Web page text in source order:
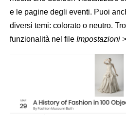
e le pagine degli eventi. Puoi
diversi temi: colorato o neutro.
funzionalità nel file Impostazioni